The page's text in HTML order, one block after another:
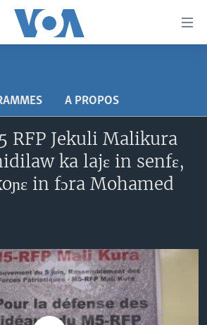
A PROPOS
Jekuli Malikura
ka lajɛ in senfɛ,
in fɔra Mohamed